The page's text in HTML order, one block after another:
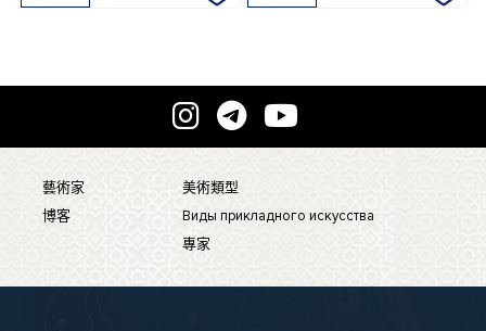
藝術家
博客
美術類型
Виды прикладного искусства
專家